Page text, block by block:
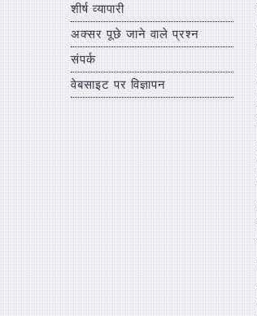
शीर्ष व्यापारी
अक्सर पूछे जाने वाले प्रश्न
संपर्क
वेबसाइट पर विज्ञापन